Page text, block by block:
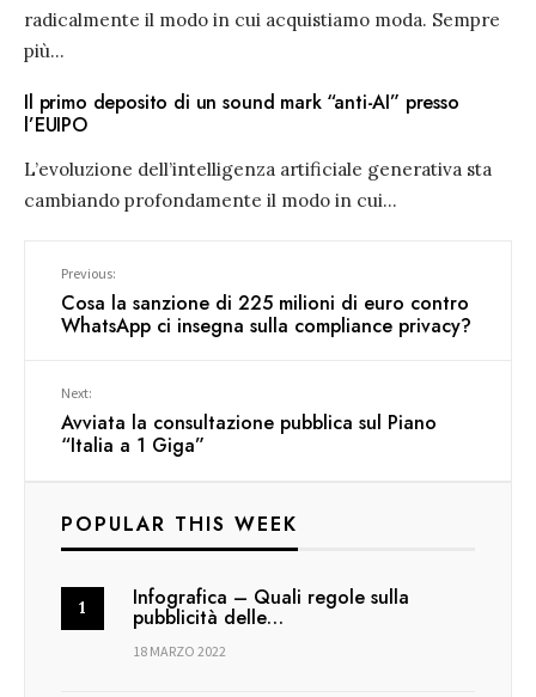
radicalmente il modo in cui acquistiamo moda. Sempre
più...
Il primo deposito di un sound mark “anti-AI” presso
l’EUIPO
L’evoluzione dell’intelligenza artificiale generativa sta
cambiando profondamente il modo in cui...
Previous:
Cosa la sanzione di 225 milioni di euro contro
WhatsApp ci insegna sulla compliance privacy?
Next:
Avviata la consultazione pubblica sul Piano
“Italia a 1 Giga”
POPULAR THIS WEEK
Infografica – Quali regole sulla
pubblicità delle…
18 MARZO 2022